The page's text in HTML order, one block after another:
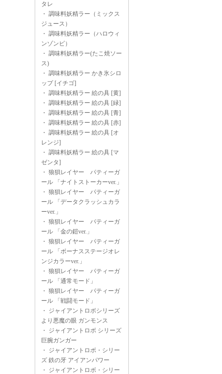
タレ
・ 調味料妖精ラー（ミックス
ジュース）
・ 調味料妖精ラー（ハロウィ
ンゾンビ）
・ 調味料妖精ラー(たこ焼ソー
ス)
・ 調味料妖精ラー かき氷シロ
ップ [イチゴ]
・ 調味料妖精ラー 絵の具 [黄]
・ 調味料妖精ラー 絵の具 [緑]
・ 調味料妖精ラー 絵の具 [青]
・ 調味料妖精ラー 絵の具 [赤]
・ 調味料妖精ラー 絵の具 [オ
レンジ]
・ 調味料妖精ラー 絵の具 [マ
ゼンタ]
・ 狼狽レイヤー パティーガ
ール 「ナイトストーカーver.」
・ 狼狽レイヤー パティーガ
ール 「データクラッシュカラ
ーver.」
・ 狼狽レイヤー パティーガ
ール 「金の鎧ver.」
・ 狼狽レイヤー パティーガ
ール 「ボーナスステージオレ
ンジカラーver.」
・ 狼狽レイヤー パティーガ
ール 「通常モード」
・ 狼狽レイヤー パティーガ
ール 「戦闘モード」
・ ジャイアントロボシリーズ
より悪魔の眼 ガンモンス
・ ジャイアントロボ シリーズ
巨腕ガンガー
・ ジャイアントロボ・シリー
ズ 鉄の牙 アイアンパワー
・ ジャイアントロボ・シリー